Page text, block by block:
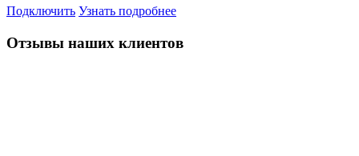
Подключить Узнать подробнее
Отзывы наших клиентов